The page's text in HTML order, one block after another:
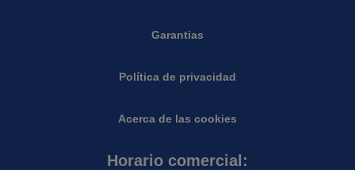
Garantias
Política de privacidad
Acerca de las cookies
Horario comercial: